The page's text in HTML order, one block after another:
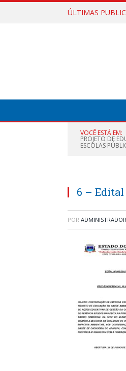
ÚLTIMAS
VOCÊ ESTÁ EM:
PROJETO DE
ESCOLAS
6 –
POR ADMINISTRADOR